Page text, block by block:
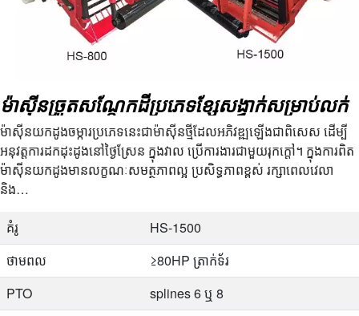
ម៉ាស៊ីនច្រូតសណ្តែកដីប្រភេទខ្សែសង្វាក់សម្រាប់លក់
ម៉ាស៊ីនយកដូងចម្ការប្រភេទនេះជាម៉ាស៊ីនថ្មីដែលអភិវឌ្ឍឡើងជាពិសេស ដើម្បី
អនុវត្តការដកដុះដូងនៅថ្ងៃស្រែន ក្នុងវាល ប្រើការងារជាមួយរុកក្តៅ។ ក្នុងការពិត
ម៉ាស៊ីនយកដូងមានលក្ខណៈសមត្ថភាពល្អ ប្រសិទ្ធភាពខ្ពស់ រក្សាពេលវេលា
និង…
គំរូ
HS-1500
ថាមពល
≥80HP ត្រាក់ទ័រ
PTO
splines 6 ឬ 8